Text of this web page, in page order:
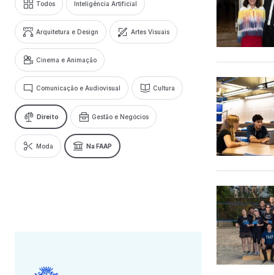
Todos Inteligência Artificial
Arquitetura e Design Artes Visuais
Cinema e Animação
Comunicação e Audiovisual Cultura
Direito Gestão e Negócios
Moda Na FAAP